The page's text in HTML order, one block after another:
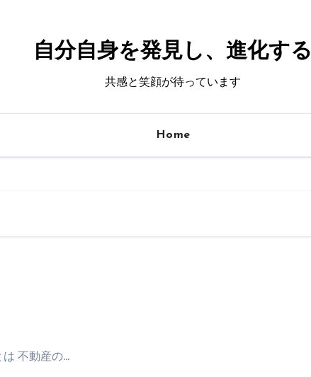
自分自身を発見し、進化する
共感と笑顔が待っています
Home
は 不動産の…